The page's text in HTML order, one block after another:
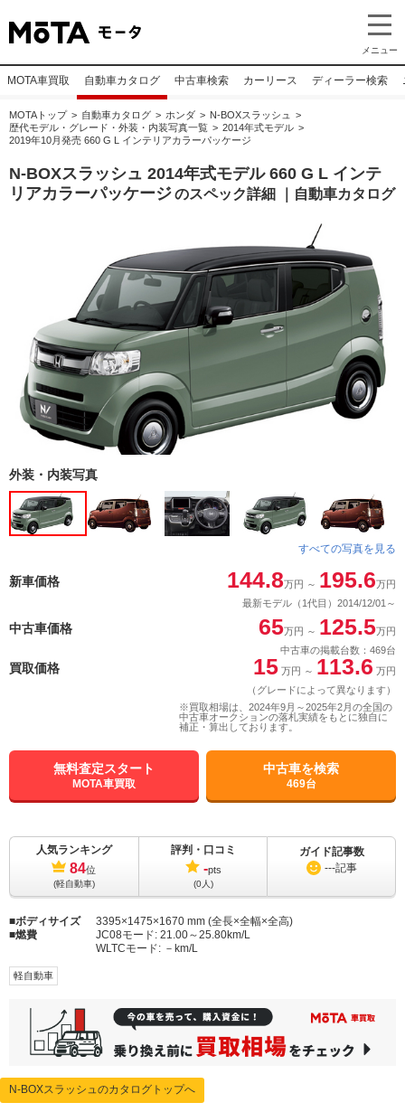
メニュー
MOTA車買取 自動車カタログ 中古車検索 カーリース ディーラー検索
MOTAトップ 自動車カタログ ホンダ
N-BOXスラッシュ
歴代モデル・グレード・外装・内装写真一覧
2014年式モデル
2019年10月発売 660 G L インテリアカラーパッケージ
N-BOXスラッシュ 2014年式モデル 660 G L インテ
リアカラーパッケージのスペック詳細 ｜自動車カタログ
外装・内装写真
すべての写真を見る
新車価格 144.8万円 ～ 195.6万円
最新モデル（1代目）2014/12/01～
中古車価格 65万円 ～ 125.5万円
中古車の掲載台数：469台
買取価格 15 万円 ～ 113.6 万円
（グレードによって異なります）
※買取相場は、2024年9月～2025年2月の全国の
中古車オークションの落札実績をもとに独自に
補正・算出しております。
無料査定スタート
MOTA車買取
中古車を検索
469台
人気ランキング
84位
(軽自動車)
評判・口コミ
-pts
(0人)
ガイド記事数
---記事
ボディサイズ
3395×1475×1670 mm (全長×全幅×全高)
燃費
JC08モード: 21.00～25.80km/L
WLTCモード: －km/L
軽自動車
N-BOXスラッシュのカタログトップへ